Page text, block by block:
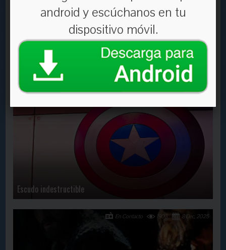
No se requiere de grandes cosas
Escudo indestructible
8 Dec, 2025
1903
En Contacto
android y escúchanos en tu
dispositivo móvil.